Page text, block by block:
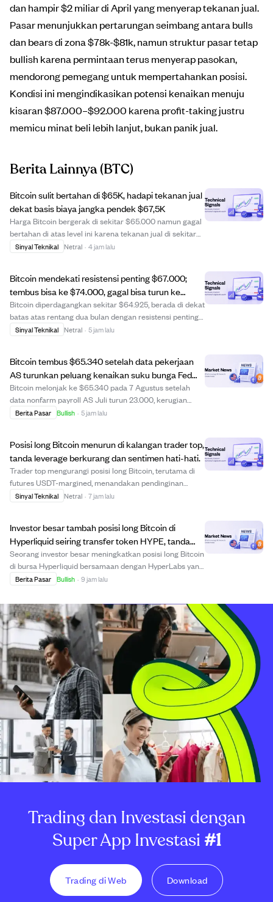
dan hampir $2 miliar di April yang menyerap tekanan jual.
Pasar menunjukkan pertarungan seimbang antara bulls
dan bears di zona $78k-$81k, namun struktur pasar tetap
bullish karena permintaan terus menyerap pasokan,
mendorong pemegang untuk mempertahankan posisi.
Kondisi ini mengindikasikan potensi kenaikan menuju
kisaran $87.000–$92.000 karena profit-taking justru
memicu minat beli lebih lanjut, bukan panik jual.
Berita Lainnya(BTC)
Bitcoin sulit bertahan di $65K, hadapi tekanan jual
dekat basis biaya jangka pendek $67,5K
Harga Bitcoin bergerak di sekitar $65.000 namun gagal
bertahan di atas level ini karena tekanan jual di sekitar
basis biaya pemegang jangka pendek $67.523. Basis
Sinyal Teknikal Netral · 4 jam lalu
Bitcoin mendekati resistensi penting $67.000;
tembus bisa ke $74.000, gagal bisa turun ke
support $61.858.
Bitcoin diperdagangkan sekitar $64.925, berada di dekat
batas atas rentang dua bulan dengan resistensi penting
di $67.073. Penutupan harian di atas $67.073 akan
Sinyal Teknikal Netral · 5 jam lalu
Bitcoin tembus $65.340 setelah data pekerjaan
AS turunkan peluang kenaikan suku bunga Fed
September
Bitcoin melonjak ke $65.340 pada 7 Agustus setelah
data nonfarm payroll AS Juli turun 23.000, kerugian
pekerjaan bulanan pertama sejak Februari. Data ini
sentimen...
Berita Pasar Bullish · 5 jam lalu
Posisi long Bitcoin menurun di kalangan trader top,
tanda leverage berkurang dan sentimen hati-hati.
Trader top mengurangi posisi long Bitcoin, terutama di
futures USDT-margined, menandakan pendinginan
sentimen bullish leverage. Data menunjukkan penurunan
Sinyal Teknikal Netral · 7 jam lalu
Investor besar tambah posisi long Bitcoin di
Hyperliquid seiring transfer token HYPE, tanda
optimisme harga naik.
Seorang investor besar meningkatkan posisi long Bitcoin
di bursa Hyperliquid bersamaan dengan HyperLabs yang
memindahkan banyak token HYPE ke bursa terpusat.
di kalangan investor besar, dengan tota...
Berita Pasar Bullish · 9 jam lalu
Trading dan Investasi dengan
Super App Investasi#1
Trading di Web Download